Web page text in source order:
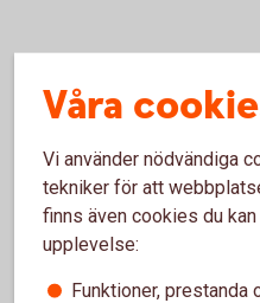
Mer information
Tilläggspension – mer
(pensionsmyndigheten.se)
Ansök om allmän pension
(pensionsmyndigheten.se)
Våra
Vi använder nödvändiga
tekniker för att
finns även cookies du
upplevelse:
Funktioner, prestanda